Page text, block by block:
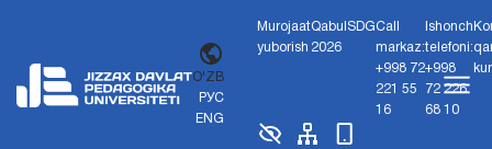
O'ZB
РУС
ENG
Murojaat
yuborish
Qabul
2026
SDGCall
markaz:
+998 72
221 55
16
Ishonch
telefoni:
+998
72 226
68 10